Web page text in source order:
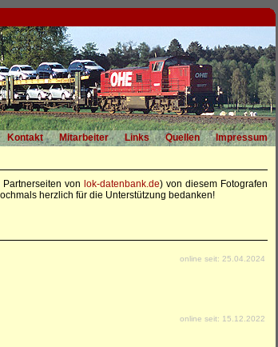
Kontakt Mitarbeiter Links Quellen
Impressum
von lok-datenbank.de) von diesem Fotografen
herzlich für die Unterstützung bedanken!
online seit: 25.04.2024
online seit: 15.12.2022